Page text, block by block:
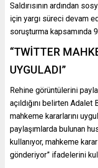
Saldırısının ardından
için yargı süreci devam
soruşturma
“TWİTTER
UYGULADI”
Rehine görüntülerini
açıldığını belirten Adalet
mahkeme kararlarını
paylaşımlarda bulunan
kullanıyor, mahkeme
gönderiyor” ifadelerini